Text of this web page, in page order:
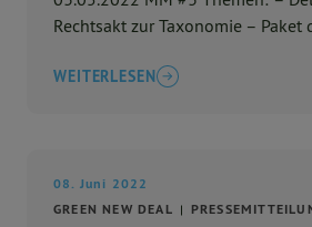
Rechtsakt zur Taxonomie – Paket
WEITERLESEN
08. Juni 2022
GREEN NEW DEAL